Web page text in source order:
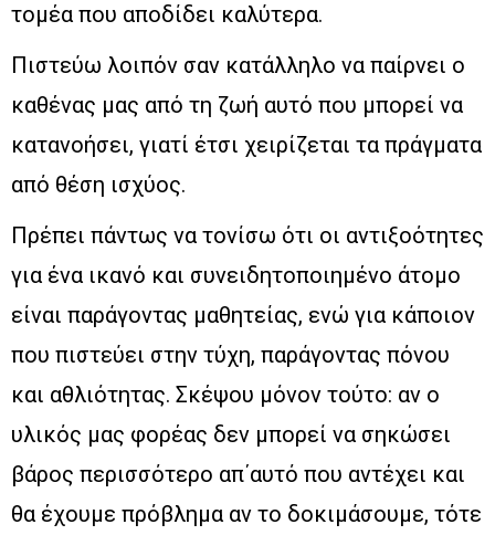
τομέα που αποδίδει καλύτερα.
Πιστεύω λοιπόν σαν κατάλληλο να παίρνει ο
καθένας μας από τη ζωή αυτό που μπορεί να
κατανοήσει, γιατί έτσι χειρίζεται τα πράγματα
από θέση ισχύος.
Πρέπει πάντως να τονίσω ότι οι αντιξοότητες
για ένα ικανό και συνειδητοποιημένο άτομο
είναι παράγοντας μαθητείας, ενώ για κάποιον
που πιστεύει στην τύχη, παράγοντας πόνου
και αθλιότητας. Σκέψου μόνον τούτο: αν ο
υλικός μας φορέας δεν μπορεί να σηκώσει
βάρος περισσότερο απ΄αυτό που αντέχει και
θα έχουμε πρόβλημα αν το δοκιμάσουμε, τότε